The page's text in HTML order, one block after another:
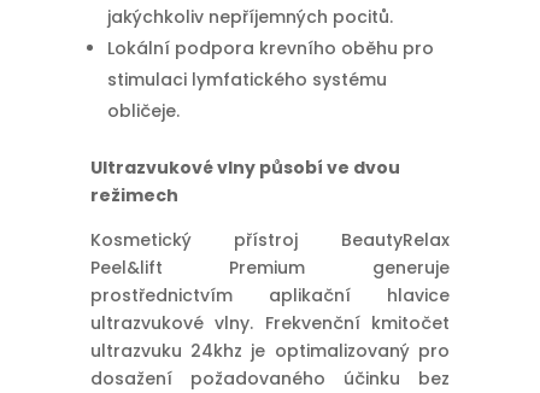
jakýchkoliv nepříjemných pocitů.
Lokální podpora krevního oběhu pro
stimulaci lymfatického systému
obličeje.
Ultrazvukové vlny působí ve dvou
režimech
Kosmetický přístroj BeautyRelax
Peel&lift Premium generuje
prostřednictvím aplikační hlavice
ultrazvukové vlny. Frekvenční kmitočet
ultrazvuku 24khz je optimalizovaný pro
dosažení požadovaného účinku bez